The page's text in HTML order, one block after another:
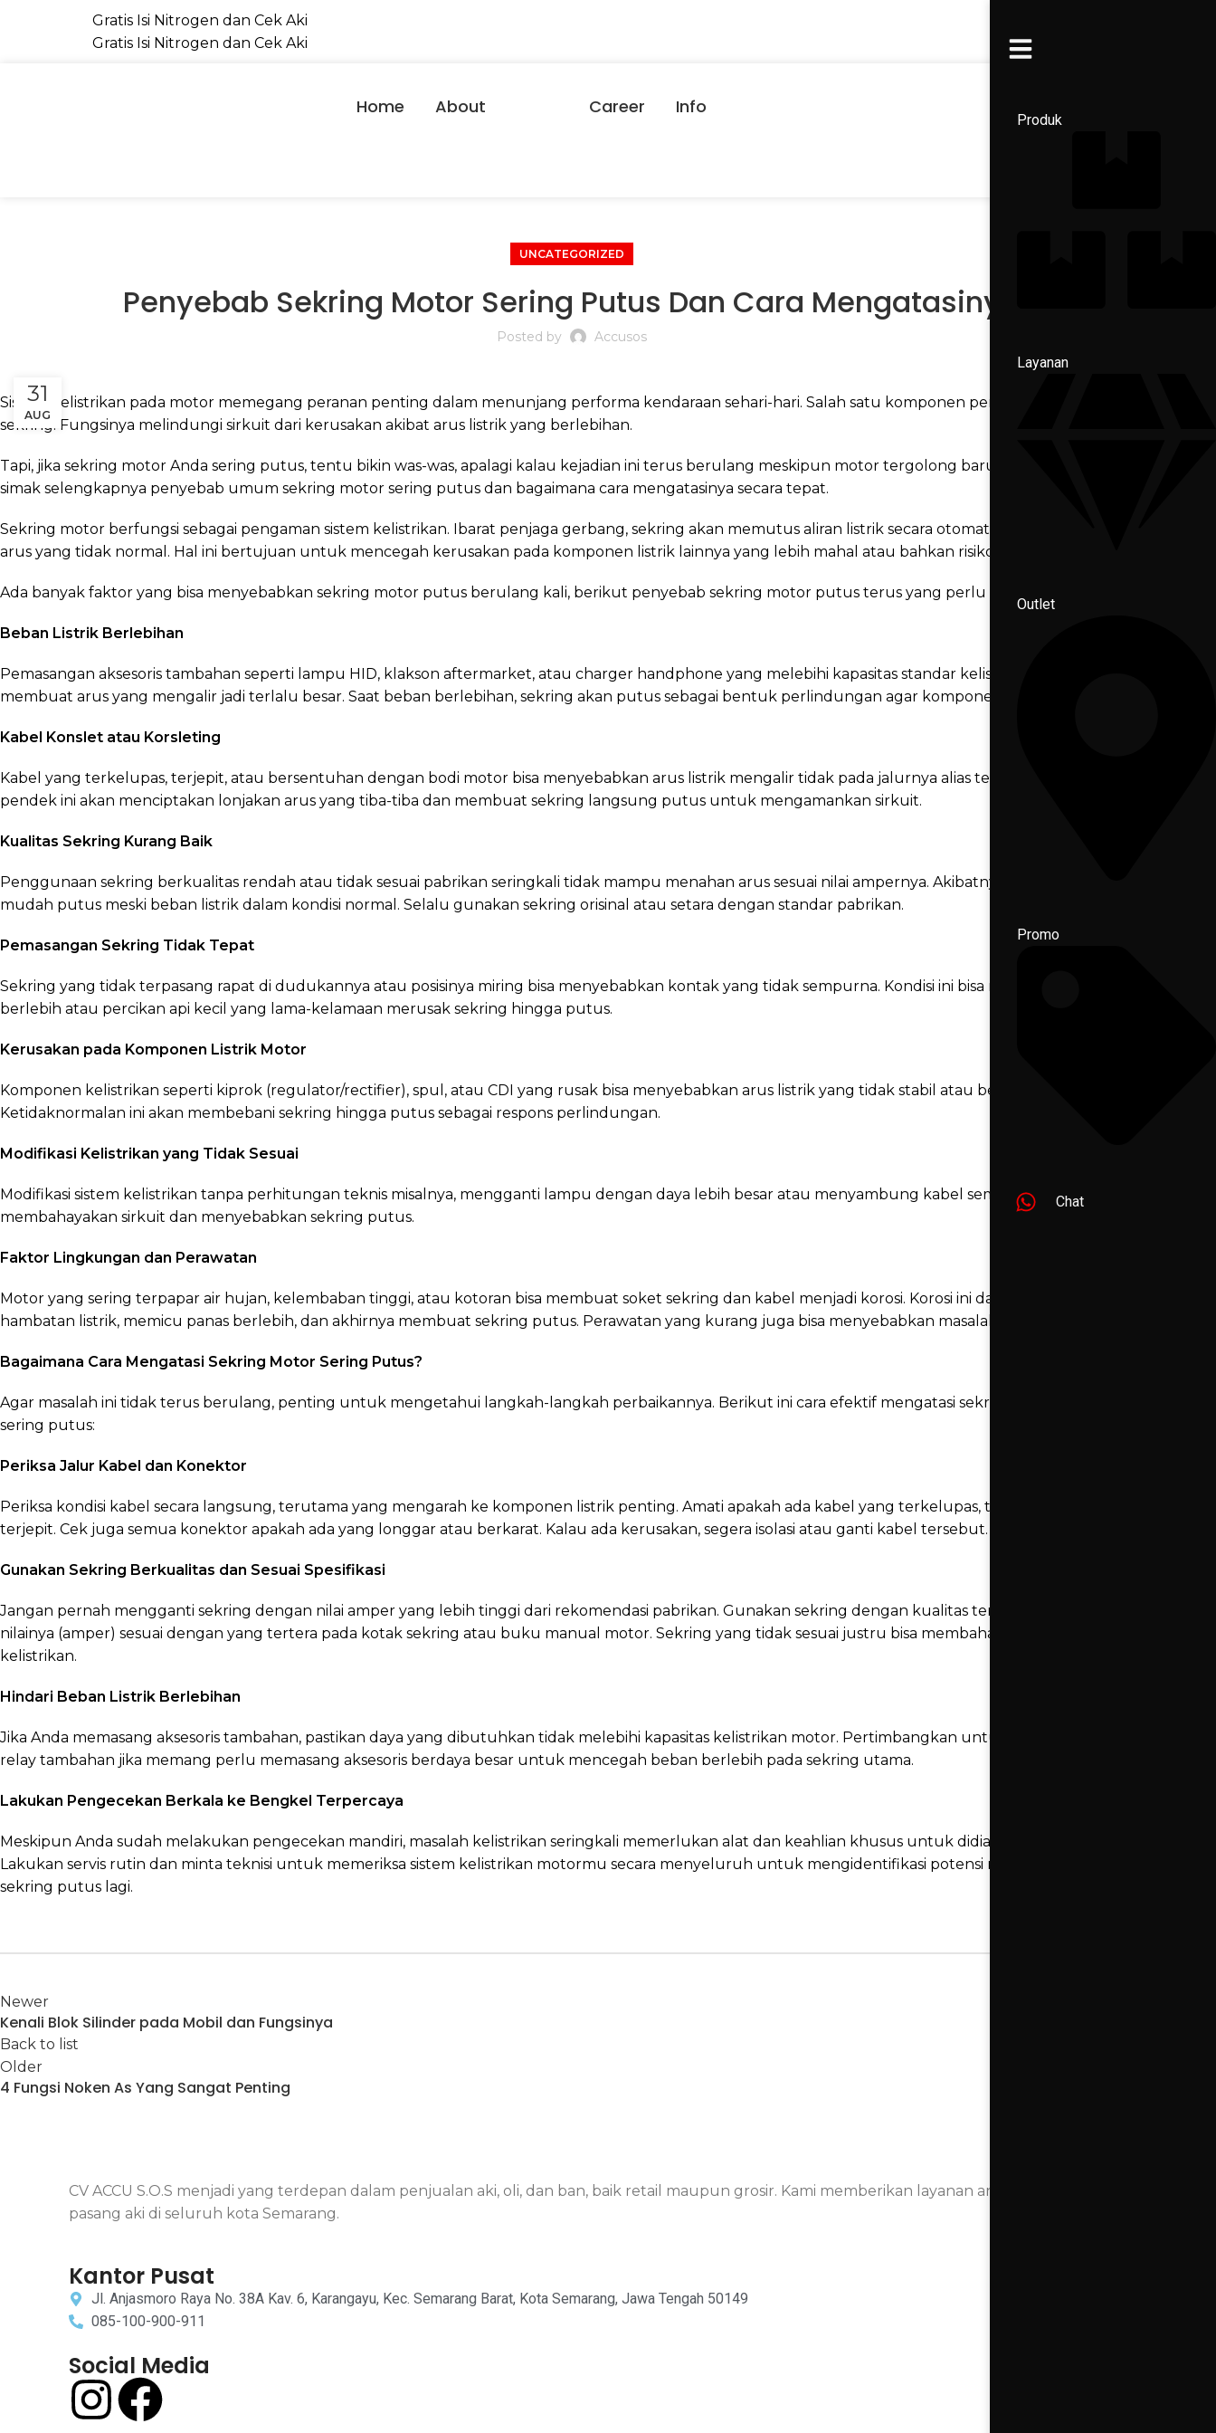
Produk
Layanan
Outlet
Promo
Chat
Gratis Isi Nitrogen dan Cek Aki
Gratis Isi Nitrogen dan Cek Aki
Home About Career Info
UNCATEGORIZED
Penyebab Sekring Motor Sering Putus Dan Cara Mengatasinya
Posted by Accusos
31
AUG
Sistem kelistrikan pada motor memegang peranan penting dalam menunjang performa kendaraan sehari-hari. Salah satu komponen pengamannya adalah
sekring. Fungsinya melindungi sirkuit dari kerusakan akibat arus listrik yang berlebihan.
Tapi, jika sekring motor Anda sering putus, tentu bikin was-was, apalagi kalau kejadian ini terus berulang meskipun motor tergolong baru. Untuk itu, yuk,
simak selengkapnya penyebab umum sekring motor sering putus dan bagaimana cara mengatasinya secara tepat.
Sekring motor berfungsi sebagai pengaman sistem kelistrikan. Ibarat penjaga gerbang, sekring akan memutus aliran listrik secara otomatis jika terjadi lonjakan
arus yang tidak normal. Hal ini bertujuan untuk mencegah kerusakan pada komponen listrik lainnya yang lebih mahal atau bahkan risiko kebakaran.
Ada banyak faktor yang bisa menyebabkan sekring motor putus berulang kali, berikut penyebab sekring motor putus terus yang perlu Anda ketahui:
Beban Listrik Berlebihan
Pemasangan aksesoris tambahan seperti lampu HID, klakson aftermarket, atau charger handphone yang melebihi kapasitas standar kelistrikan motor bisa
membuat arus yang mengalir jadi terlalu besar. Saat beban berlebihan, sekring akan putus sebagai bentuk perlindungan agar komponen lain tidak rusak.
Kabel Konslet atau Korsleting
Kabel yang terkelupas, terjepit, atau bersentuhan dengan bodi motor bisa menyebabkan arus listrik mengalir tidak pada jalurnya alias terjadi korsleting. Arus
pendek ini akan menciptakan lonjakan arus yang tiba-tiba dan membuat sekring langsung putus untuk mengamankan sirkuit.
Kualitas Sekring Kurang Baik
Penggunaan sekring berkualitas rendah atau tidak sesuai pabrikan seringkali tidak mampu menahan arus sesuai nilai ampernya. Akibatnya, sekring jadi
mudah putus meski beban listrik dalam kondisi normal. Selalu gunakan sekring orisinal atau setara dengan standar pabrikan.
Pemasangan Sekring Tidak Tepat
Sekring yang tidak terpasang rapat di dudukannya atau posisinya miring bisa menyebabkan kontak yang tidak sempurna. Kondisi ini bisa menimbulkan panas
berlebih atau percikan api kecil yang lama-kelamaan merusak sekring hingga putus.
Kerusakan pada Komponen Listrik Motor
Komponen kelistrikan seperti kiprok (regulator/rectifier), spul, atau CDI yang rusak bisa menyebabkan arus listrik yang tidak stabil atau berlebihan.
Ketidaknormalan ini akan membebani sekring hingga putus sebagai respons perlindungan.
Modifikasi Kelistrikan yang Tidak Sesuai
Modifikasi sistem kelistrikan tanpa perhitungan teknis misalnya, mengganti lampu dengan daya lebih besar atau menyambung kabel sembarangan bisa
membahayakan sirkuit dan menyebabkan sekring putus.
Faktor Lingkungan dan Perawatan
Motor yang sering terpapar air hujan, kelembaban tinggi, atau kotoran bisa membuat soket sekring dan kabel menjadi korosi. Korosi ini dapat meningkatkan
hambatan listrik, memicu panas berlebih, dan akhirnya membuat sekring putus. Perawatan yang kurang juga bisa menyebabkan masalah ini.
Bagaimana Cara Mengatasi Sekring Motor Sering Putus?
Agar masalah ini tidak terus berulang, penting untuk mengetahui langkah-langkah perbaikannya. Berikut ini cara efektif mengatasi sekring motor yang
sering putus:
Periksa Jalur Kabel dan Konektor
Periksa kondisi kabel secara langsung, terutama yang mengarah ke komponen listrik penting. Amati apakah ada kabel yang terkelupas, terbakar, atau
terjepit. Cek juga semua konektor apakah ada yang longgar atau berkarat. Kalau ada kerusakan, segera isolasi atau ganti kabel tersebut.
Gunakan Sekring Berkualitas dan Sesuai Spesifikasi
Jangan pernah mengganti sekring dengan nilai amper yang lebih tinggi dari rekomendasi pabrikan. Gunakan sekring dengan kualitas terbaik dan pastikan
nilainya (amper) sesuai dengan yang tertera pada kotak sekring atau buku manual motor. Sekring yang tidak sesuai justru bisa membahayakan sistem
kelistrikan.
Hindari Beban Listrik Berlebihan
Jika Anda memasang aksesoris tambahan, pastikan daya yang dibutuhkan tidak melebihi kapasitas kelistrikan motor. Pertimbangkan untuk menggunakan
relay tambahan jika memang perlu memasang aksesoris berdaya besar untuk mencegah beban berlebih pada sekring utama.
Lakukan Pengecekan Berkala ke Bengkel Terpercaya
Meskipun Anda sudah melakukan pengecekan mandiri, masalah kelistrikan seringkali memerlukan alat dan keahlian khusus untuk didiagnosis secara akurat.
Lakukan servis rutin dan minta teknisi untuk memeriksa sistem kelistrikan motormu secara menyeluruh untuk mengidentifikasi potensi masalah sebelum
sekring putus lagi.
Newer
Kenali Blok Silinder pada Mobil dan Fungsinya
Back to list
Older
4 Fungsi Noken As Yang Sangat Penting
CV ACCU S.O.S menjadi yang terdepan dalam penjualan aki, oli, dan ban, baik retail maupun grosir. Kami memberikan layanan antar (24jam) dan
pasang aki di seluruh kota Semarang.
Kantor Pusat
Jl. Anjasmoro Raya No. 38A Kav. 6, Karangayu, Kec. Semarang Barat, Kota Semarang, Jawa Tengah 50149
085-100-900-911
Social Media